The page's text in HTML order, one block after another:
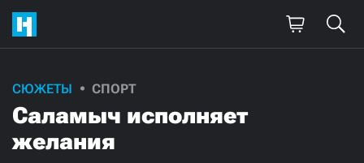
СЮЖЕТЫ СПОРТ
Саламыч исполняет
желания
Поддержите
нашу работу!
Ежемесячно